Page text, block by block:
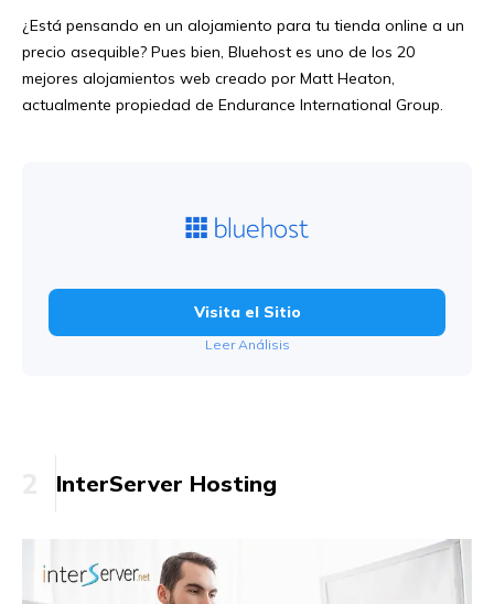
¿Está pensando en un alojamiento para tu tienda online a un
precio asequible? Pues bien, Bluehost es uno de los 20
mejores alojamientos web creado por Matt Heaton,
actualmente propiedad de Endurance International Group.
Visita el Sitio
Leer Análisis
InterServer Hosting